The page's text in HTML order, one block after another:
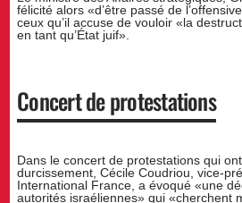
félicité alors «d’être passé de
ceux qu’il accuse de vouloir «la
en tant qu’État juif».
Concert de protestations
Dans le concert de protestations qui
durcissement, Cécile Coudriou, vice-
International France, a évoqué «une
autorités israéliennes» qui «cherchent